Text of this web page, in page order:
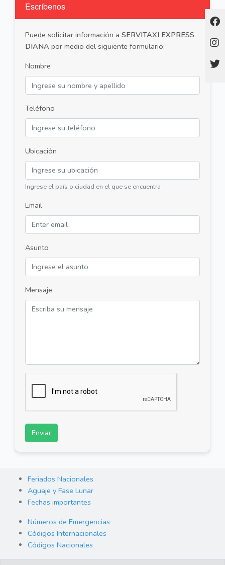
Escríbenos
Puede solicitar información a SERVITAXI EXPRESS
DIANA por medio del siguiente formulario:
Nombre
Teléfono
Ubicación
Ingrese el país o ciudad en el que se encuentra
Email
Asunto
Mensaje
Enviar
Feriados Nacionales
Aguaje y Fase Lunar
Fechas importantes
Números de Emergencias
Códigos Internacionales
Códigos Nacionales